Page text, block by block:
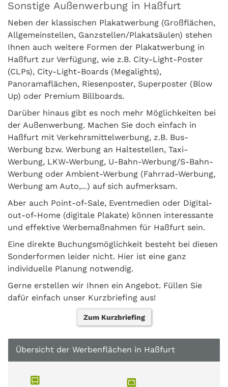
Sonstige Außenwerbung in Haßfurt
Neben der klassischen Plakatwerbung (Großflächen,
Allgemeinstellen, Ganzstellen/Plakatsäulen) stehen
Ihnen auch weitere Formen der Plakatwerbung in
Haßfurt zur Verfügung, wie z.B. City-Light-Poster
(CLPs), City-Light-Boards (Megalights),
Panoramaflächen, Riesenposter, Superposter (Blow
Up) oder Premium Billboards.
Darüber hinaus gibt es noch mehr Möglichkeiten bei
der Außenwerbung. Machen Sie doch einfach in
Haßfurt mit Verkehrsmittelwerbung, z.B. Bus-
Werbung bzw. Werbung an Haltestellen, Taxi-
Werbung, LKW-Werbung, U-Bahn-Werbung/S-Bahn-
Werbung oder Ambient-Werbung (Fahrrad-Werbung,
Werbung am Auto,...) auf sich aufmerksam.
Aber auch Point-of-Sale, Eventmedien oder Digital-
out-of-Home (digitale Plakate) können interessante
und effektive Werbemaßnahmen für Haßfurt sein.
Eine direkte Buchungsmöglichkeit besteht bei diesen
Sonderformen leider nicht. Hier ist eine ganz
individuelle Planung notwendig.
Gerne erstellen wir Ihnen ein Angebot. Füllen Sie
dafür einfach unser Kurzbriefing aus!
Zum Kurzbriefing
Übersicht der Werbenflächen in Haßfurt